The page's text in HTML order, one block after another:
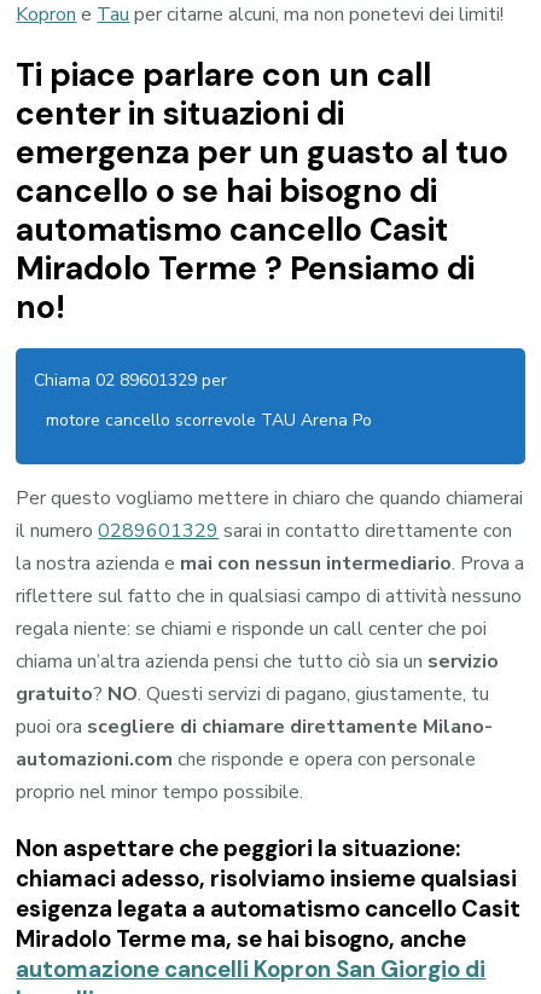
Kopron e Tau per citarne alcuni, ma non ponetevi dei limiti!
Ti piace parlare con un call
center in situazioni di
emergenza per un guasto al tuo
cancello o se hai bisogno di
automatismo cancello Casit
Miradolo Terme ? Pensiamo di
no!
Chiama 02 89601329 per
motore cancello scorrevole TAU Arena Po
Per questo vogliamo mettere in chiaro che quando chiamerai
il numero0289601329 sarai in contatto direttamente con
la nostra azienda e mai con nessun intermediario. Prova a
riflettere sul fatto che in qualsiasi campo di attività nessuno
regala niente: se chiami e risponde un call center che poi
chiama un’altra azienda pensi che tutto ciò sia un servizio
gratuito? NO. Questi servizi di pagano, giustamente, tu
puoi ora scegliere di chiamare direttamente Milano-
automazioni.com che risponde e opera con personale
proprio nel minor tempo possibile.
Non aspettare che peggiori la situazione:
chiamaci adesso, risolviamo insieme qualsiasi
esigenza legata a automatismo cancello Casit
Miradolo Terme ma, se hai bisogno, anche
automazione cancelli Kopron San Giorgio di